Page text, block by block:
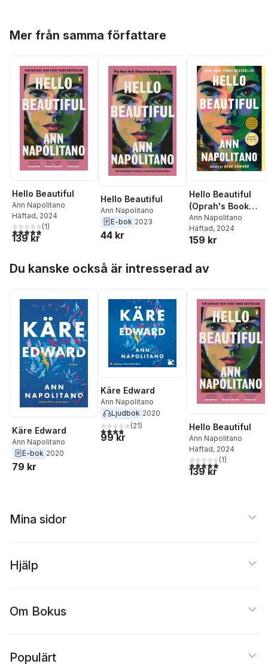
Mer från samma författare
Hello Beautiful
Ann Napolitano
Häftad, 2024
5,0utav 5 stjärnor. Totalt antal röster:
(1)
139 kr
Hello Beautiful
Ann Napolitano
E-bok 2023
44 kr
Hello Beautiful
(Oprah's Book
Club)
Ann Napolitano
Häftad, 2024
159 kr
Du kanske också är intresserad av
Käre Edward
Ann Napolitano
E-bok 2020
79 kr
Käre Edward
Ann Napolitano
Ljudbok 2020
3,8utav 5 stjärnor. Totalt antal röster:
(21)
99 kr
Hello Beautiful
Ann Napolitano
Häftad, 2024
5,0utav 5 stjärnor.
(1)
139 kr
Mina sidor
Hjälp
Om Bokus
Populärt